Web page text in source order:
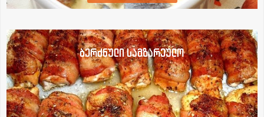
ბერძნული სამზარეულო